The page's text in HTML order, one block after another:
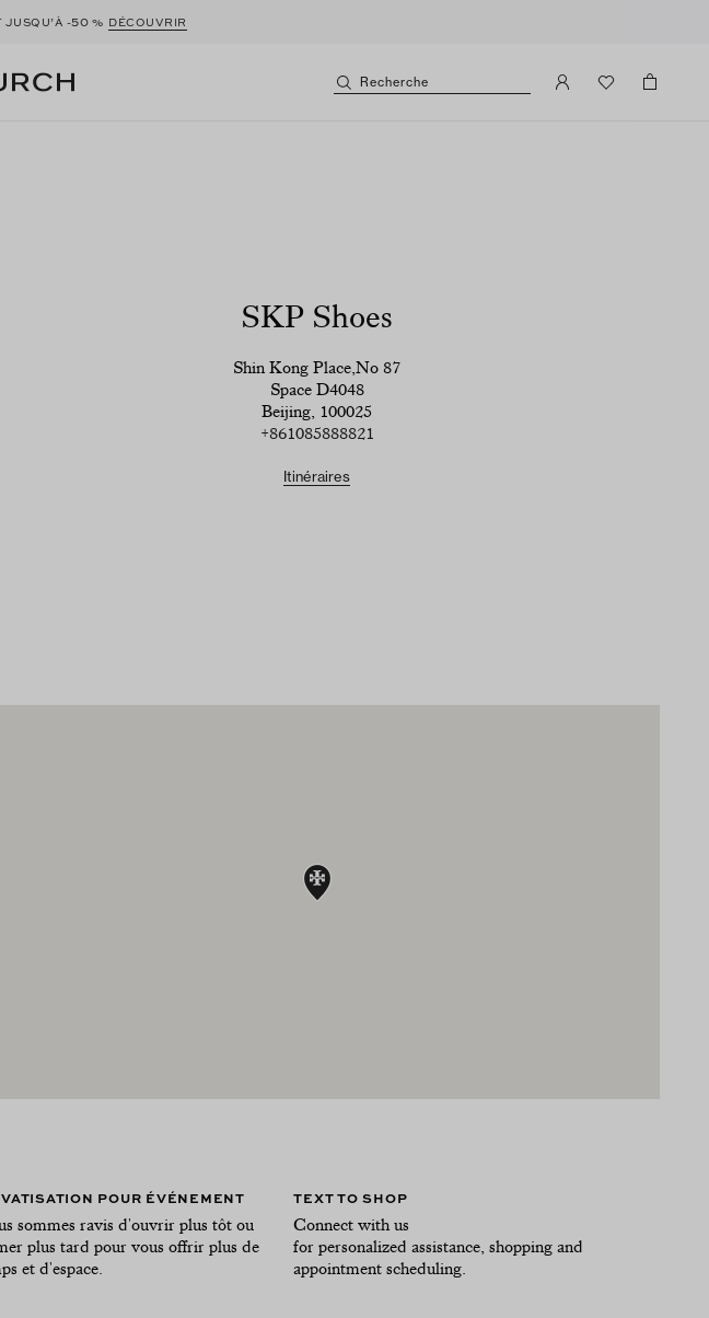
JUSQU’À -50 % DÉCOUVRIR
Recherche
SKP Shoes
Shin Kong Place,No 87
Space D4048
Beijing, 100025
+861085888821
Itinéraires
POUR ÉVÉNEMENT
sommes ravis d'ouvrir plus tôt ou
plus tard pour vous offrir plus de
et d'espace.
TEXT TO SHOP
Connect with us
for personalized assistance, shopping and
appointment scheduling.